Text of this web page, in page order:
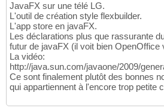
JavaFX sur une télé LG.
L'outil de création style flexbuilder.
L'app store en javaFX.
Les déclarations plus que rassurante
futur de javaFX (il voit bien OpenOffice
La vidéo:
http://java.sun.com/javaone/2009/
Ce sont finalement plutôt des bonnes
qui appartiennent à l'encore trop petite